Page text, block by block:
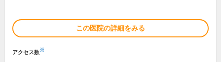
この医院の詳細をみる
アクセス数※